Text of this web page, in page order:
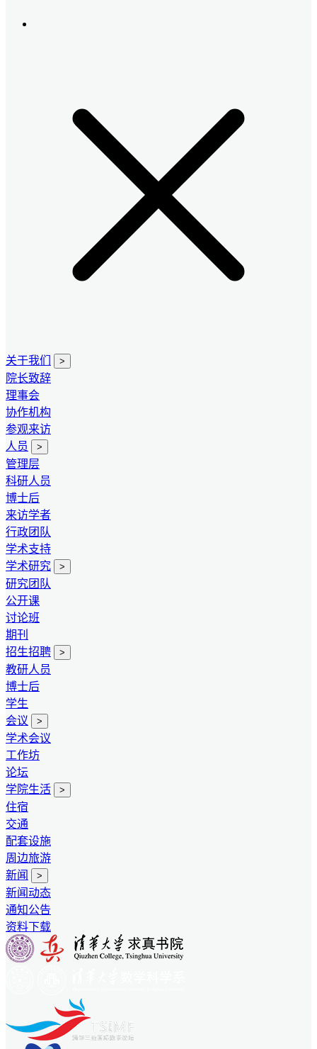
关于我们 >
院长致辞
理事会
协作机构
参观来访
人员
>
管理层
科研人员
博士后
来访学者
行政团队
学术支持
学术研究
>
研究团队
公开课
讨论班
期刊
招生招聘
>
教研人员
博士后
学生
会议
>
学术会议
工作坊
论坛
学院生活
>
住宿
交通
配套设施
周边旅游
新闻
>
新闻动态
通知公告
资料下载